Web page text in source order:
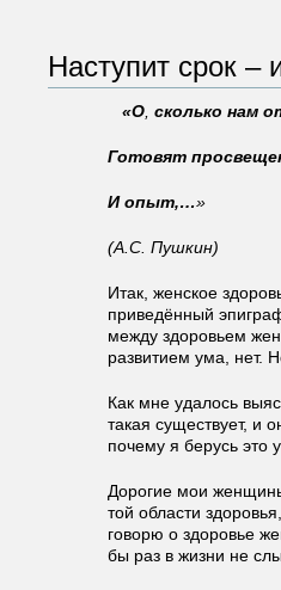
Наступит срок –
«О сколько нам
Готовят
И опыт,…»
(А.С. Пушкин)
Итак, женское
приведённый
между здоровьем
развитием ума, нет.
Как мне удалось
такая существует, и
почему я берусь это
Дорогие мои
той области
говорю о здоровье
бы раз в жизни не